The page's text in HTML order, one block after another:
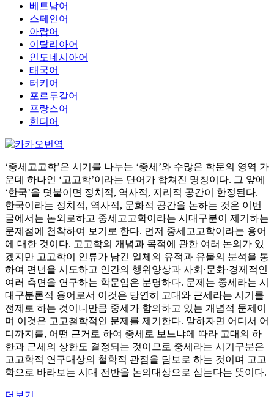
베트남어
스페인어
아랍어
이탈리아어
인도네시아어
태국어
터키어
포르투갈어
프랑스어
힌디어
‘중세고고학’은 시기를 나누는 ‘중세’와 수많은 학문의 영역 가
운데 하나인 ‘고고학’이라는 단어가 합쳐진 명칭이다. 그 앞에
‘한국’을 덧붙이면 정치적, 역사적, 지리적 공간이 한정된다.
한국이라는 정치적, 역사적, 문화적 공간을 논하는 것은 이번
글에서는 논외로하고 중세고고학이라는 시대구분이 제기하는
문제점에 천착하여 보기로 한다. 먼저 중세고고학이라는 용어
에 대한 것이다. 고고학의 개념과 목적에 관한 여러 논의가 있
겠지만 고고학이 인류가 남긴 일체의 유적과 유물의 분석을 통
하여 편년을 시도하고 인간의 행위양상과 사회·문화·경제적인
여러 측면을 연구하는 학문임은 분명하다. 문제는 중세라는 시
대구분론적 용어로서 이것은 당연히 고대와 근세라는 시기를
전제로 하는 것이니만큼 중세가 함의하고 있는 개념적 문제이
며 이것은 고고철학적인 문제를 제기한다. 말하자면 어디서 어
디까지를, 어떤 근거로 하여 중세로 보느냐에 따라 고대의 하
한과 근세의 상한도 결정되는 것이므로 중세라는 시기구분은
고고학적 연구대상의 철학적 관점을 담보로 하는 것이며 고고
학으로 바라보는 시대 전반을 논의대상으로 삼는다는 뜻이다.
더보기